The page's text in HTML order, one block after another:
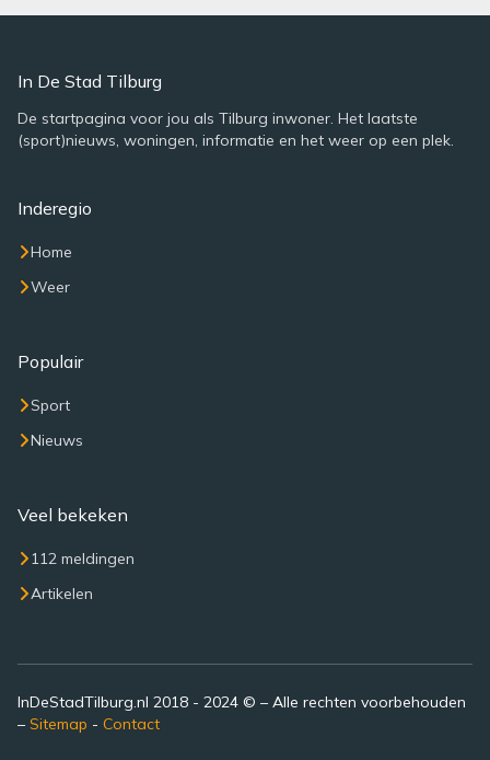
In De Stad Tilburg
De startpagina voor jou als Tilburg inwoner. Het laatste
(sport)nieuws, woningen, informatie en het weer op een plek.
Inderegio
Home
Weer
Populair
Sport
Nieuws
Veel bekeken
112 meldingen
Artikelen
InDeStadTilburg.nl 2018 - 2024 © – Alle rechten voorbehouden
– Sitemap - Contact